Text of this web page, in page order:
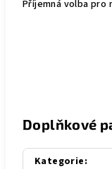
Příjemná volba pro
Doplňkové
Kategorie: